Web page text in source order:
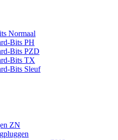
Normaal
Bits PH
Bits PZD
Bits TX
Bits Sleuf
ZN